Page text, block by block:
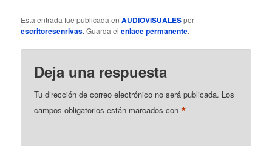
Esta entrada fue publicada enAUDIOVISUALESpor
escritoresenrivas. Guarda elenlace permanente.
Deja una respuesta
Tu dirección de correo electrónico no será publicada. Los
campos obligatorios están marcados con*